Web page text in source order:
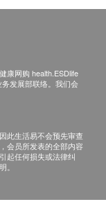
康网购 health.ESDlife
发展部联络。我们会
此生活易不会预先审查
会员所发表的全部内容
起任何损失或法律纠